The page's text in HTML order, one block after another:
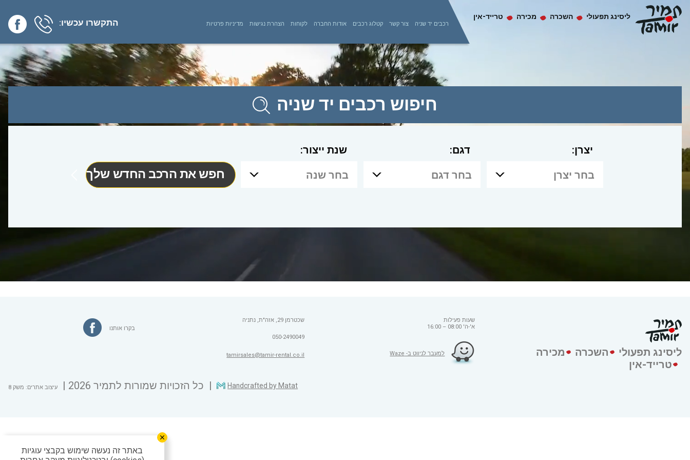
ליסינג תפעולי השכרה מכירה טרייד-אין
רכבים יד שניה צור קשר קטלוג רכבים אודות החברה לקוחות הצהרת נגישות מדיניות פרטיות התקשרו עכשיו:
חיפוש רכבים יד שניה
יצרן:
בחר יצרן
דגם:
בחר דגם
שנת ייצור:
בחר שנה חפש את הרכב החדש שלך
ליסינג תפעולי השכרה
מכירה
טרייד-אין
שעות פעילות
א'-ה' 08:00 – 16:00
למעבר לניווט ב- Waze
שכטרמן 29, אזה"ת, נתניה
050-2490049
tamirsales@tamir-rental.co.il
בקרו אותנו
Handcrafted by Matat כל הזכויות שמורות לתמיר 2026 עיצוב אתרים: משק 8
באתר זה נעשה שימוש בקבצי עוגיות